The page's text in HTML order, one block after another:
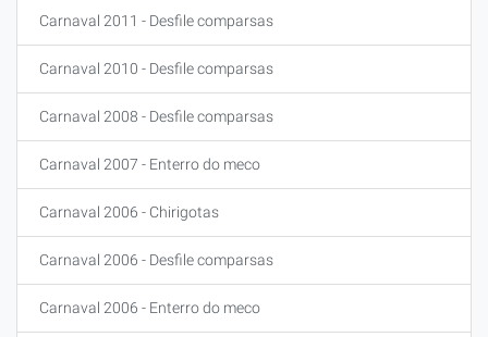
Carnaval 2011 - Desfile comparsas
Carnaval 2010 - Desfile comparsas
Carnaval 2008 - Desfile comparsas
Carnaval 2007 - Enterro do meco
Carnaval 2006 - Chirigotas
Carnaval 2006 - Desfile comparsas
Carnaval 2006 - Enterro do meco